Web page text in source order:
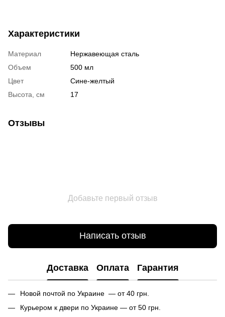
Характеристики
Материал
Нержавеющая сталь
Объем
500 мл
Цвет
Сине-желтый
Высота, см
17
Отзывы
Добавьте первый отзыв
Написать отзыв
Доставка Оплата Гарантия
Новой почтой по Украине — от 40 грн.
Курьером к двери по Украине — от 50 грн.